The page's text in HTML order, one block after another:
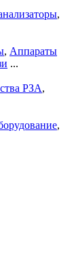
,
, Аппараты
...
РЗА,
,